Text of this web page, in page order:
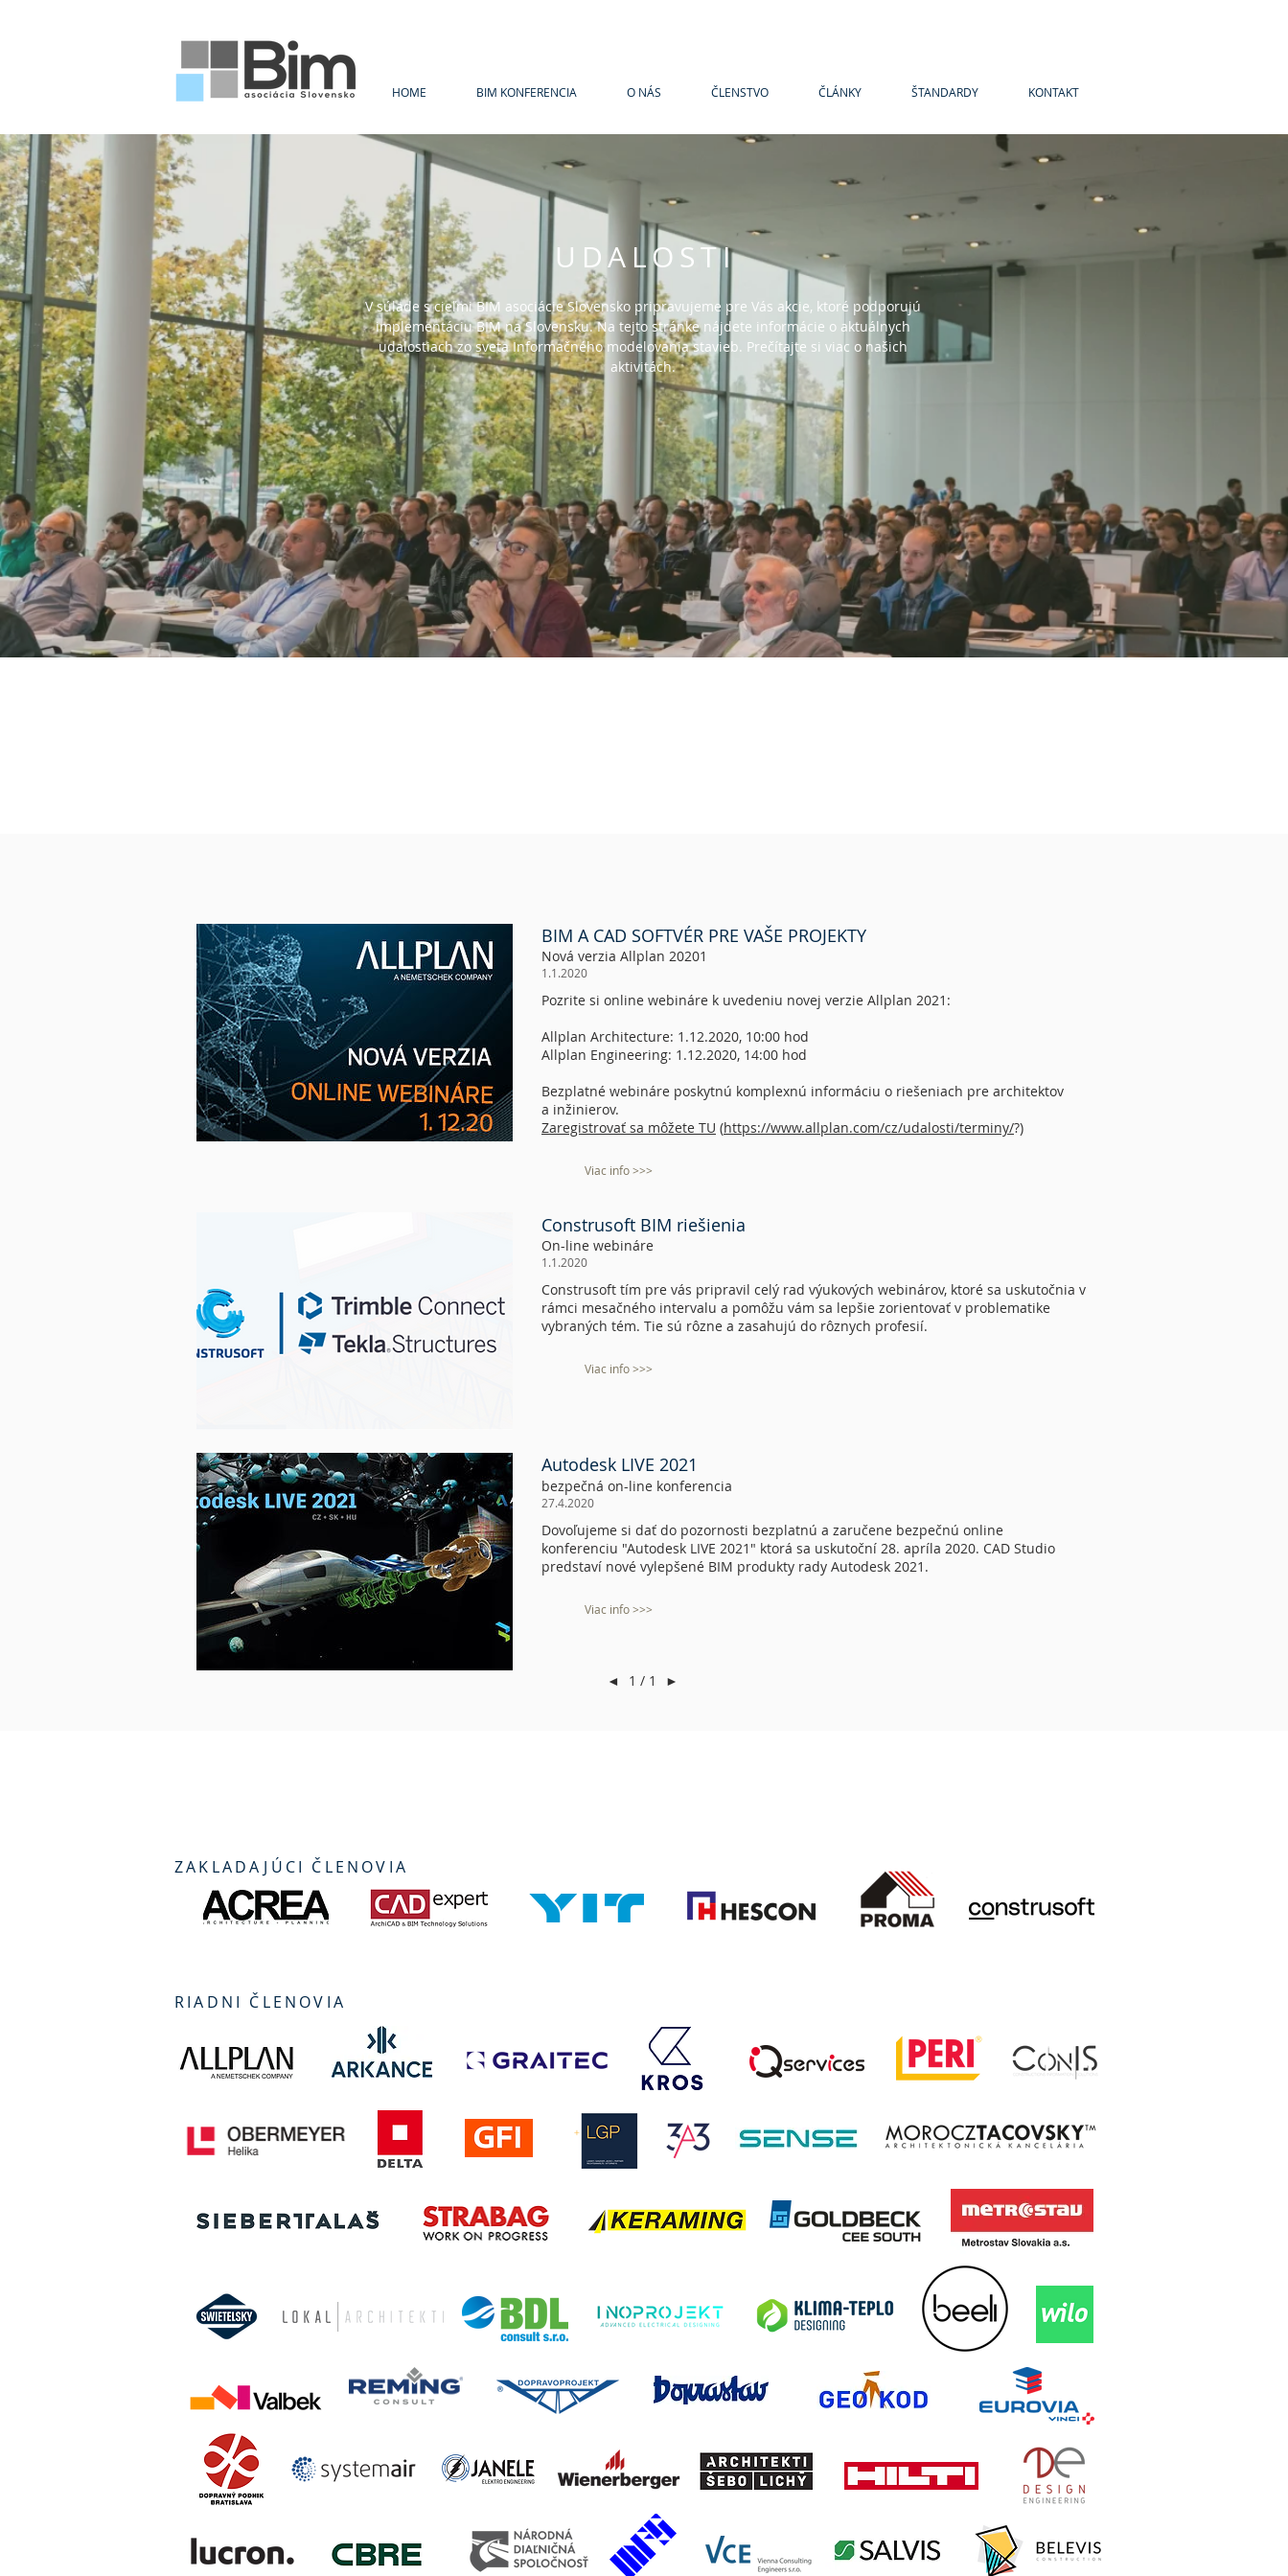
HOME BIM KONFERENCIA O NÁS ČLENSTVO ČLÁNKY ŠTANDARDY KONTAKT
UDALOSTI
V súlade s cieľmi BIM asociácie Slovensko pripravujeme pre Vás akcie, ktoré podporujú
implementáciu BIM na Slovensku. Na tejto stránke nájdete informácie o aktuálnych
udalostiach zo sveta Informačného modelovania stavieb. Prečítajte si viac o našich
aktivitách.
BIM A CAD SOFTVÉR PRE VAŠE PROJEKTY
Nová verzia Allplan 20201
1.1.2020
Pozrite si online webináre k uvedeniu novej verzie Allplan 2021:
Allplan Architecture: 1.12.2020, 10:00 hod
Allplan Engineering: 1.12.2020, 14:00 hod
Bezplatné webináre poskytnú komplexnú informáciu o riešeniach pre architektov
a inžinierov.
Zaregistrovať sa môžete TU (https://www.allplan.com/cz/udalosti/terminy/?)
Viac info >>>
Construsoft BIM riešienia
On-line webináre
1.1.2020
Construsoft tím pre vás pripravil celý rad výukových webinárov, ktoré sa uskutočnia v
rámci mesačného intervalu a pomôžu vám sa lepšie zorientovať v problematike
vybraných tém. Tie sú rôzne a zasahujú do rôznych profesií.
Viac info >>>
Autodesk LIVE 2021
bezpečná on-line konferencia
27.4.2020
Dovoľujeme si dať do pozornosti bezplatnú a zaručene bezpečnú online
konferenciu "Autodesk LIVE 2021" ktorá sa uskutoční 28. apríla 2020. CAD Studio
predstaví nové vylepšené BIM produkty rady Autodesk 2021.
Viac info >>>
◄ 1 / 1 ►
ZAKLADAJÚCI ČLENOVIA
RIADNI ČLENOVIA